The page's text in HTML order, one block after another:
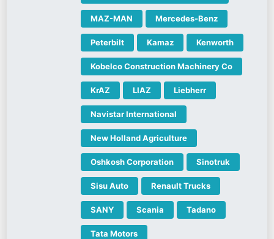
MAZ-MAN Mercedes-Benz
Peterbilt Kamaz Kenworth
Kobelco Construction Machinery Co
KrAZ LIAZ Liebherr
Navistar International
New Holland Agriculture
Oshkosh Corporation Sinotruk
Sisu Auto Renault Trucks
SANY Scania Tadano
Tata Motors